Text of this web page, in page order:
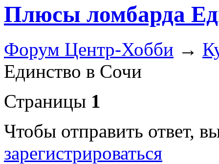
Плюсы ломбарда
Форум Центр-Хобби →
Единство в Сочи
Страницы 1
Чтобы отправить ответ,
зарегистрироваться